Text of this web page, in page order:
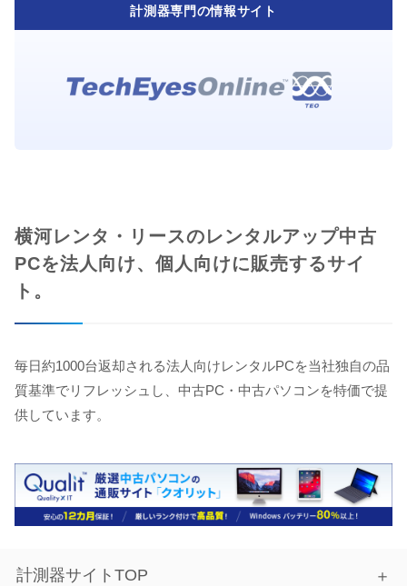
計測器専門の情報サイト
横河レンタ・リースのレンタルアップ中古
PCを法人向け、個人向けに販売するサイ
ト。
毎日約1000台返却される法人向けレンタルPCを当社独自の品
質基準でリフレッシュし、中古PC・中古パソコンを特価で提
供しています。
計測器サイトTOP